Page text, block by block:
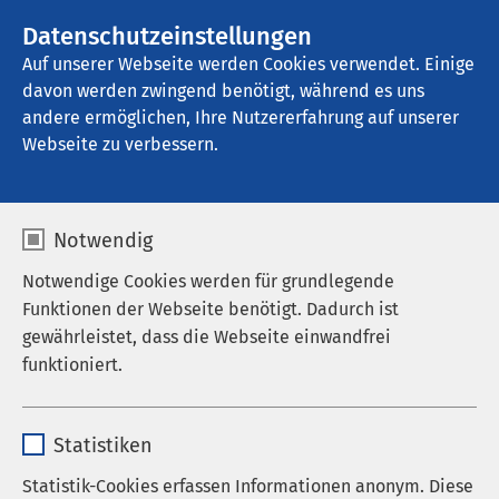
Datenschutzeinstellungen
Auf unserer Webseite werden Cookies verwendet. Einige
davon werden zwingend benötigt, während es uns
andere ermöglichen, Ihre Nutzererfahrung auf unserer
Webseite zu verbessern.
Notwendig
Notwendige Cookies werden für grundlegende
Funktionen der Webseite benötigt. Dadurch ist
gewährleistet, dass die Webseite einwandfrei
funktioniert.
Anbieter sgalinski
Statistiken
Statistik-Cookies erfassen Informationen anonym. Diese
AMEOS Klinikum Neustadt